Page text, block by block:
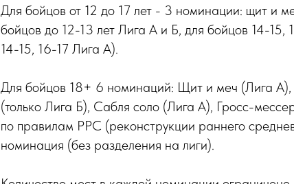
Для бойцов от 12 до 17 лет - 3 номинации: щит и
бойцов до 12-13 лет Лига А и Б, для бойцов 14-15,
14-15, 16-17 Лига А).
Для бойцов 18+ 6 номинаций: Щит и меч (Лига
(только Лига Б), Сабля соло (Лига А), Гросс-
по правилам РРС (реконструкции раннего
номинация (без разделения на лиги).